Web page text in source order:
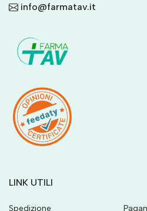
info@farmatav.it
LINK UTILI
Spedizione